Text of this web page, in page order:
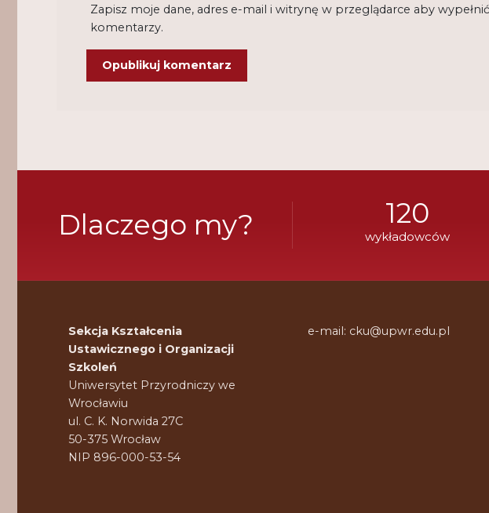
Zapisz moje dane, adres e-mail i witrynę w przeglądarce aby
komentarzy.
Dlaczego my? 120
wykładowców
Sekcja Kształcenia
Ustawicznego i Organizacji
Szkoleń
Uniwersytet Przyrodniczy we
Wrocławiu
ul. C. K. Norwida 27C
50-375 Wrocław
NIP 896-000-53-54
e-mail: cku@upwr.edu.pl